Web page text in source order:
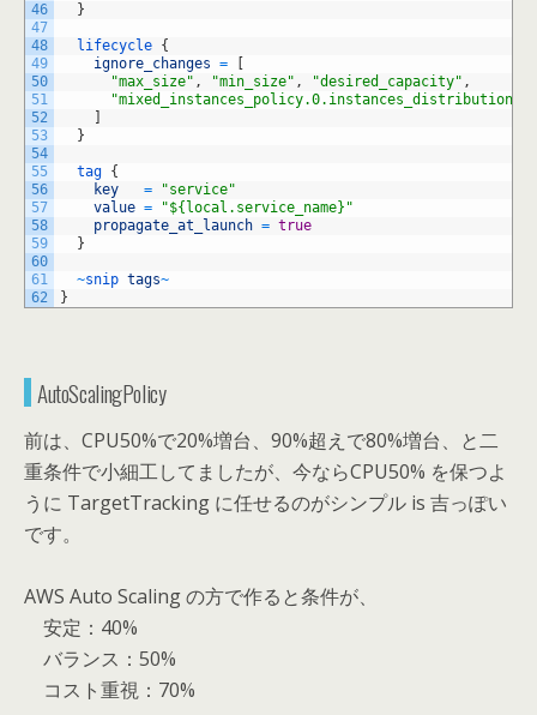
46
47
48
49
50
51
52
53
54
55
56
57
58
59
60
61
62
}
lifecycle {
ignore_changes =
"max_size" , "min_size" , "desired_capacity" ,
}
tag {
key
=
"service"
value =
"${local.service_name}"
propagate_at_launch = true
}
~snip tags~
}
AutoScalingPolicy
前は、CPU50%で20%増台、90%超えで80%増台、と二
重条件で小細工してましたが、今ならCPU50% を保つよ
うに TargetTracking に任せるのがシンプル is 吉っぽい
です。
AWS Auto Scaling の方で作ると条件が、
安定：40%
バランス：50%
コスト重視：70%